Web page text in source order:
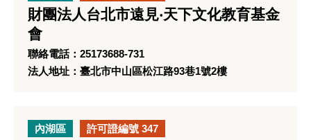
財團法人台北市遠見‧天下文化教育基金
會
聯絡電話：25173688-731
法人地址：臺北市中山區松江路93巷1號2樓
內湖區 許可證編號 347